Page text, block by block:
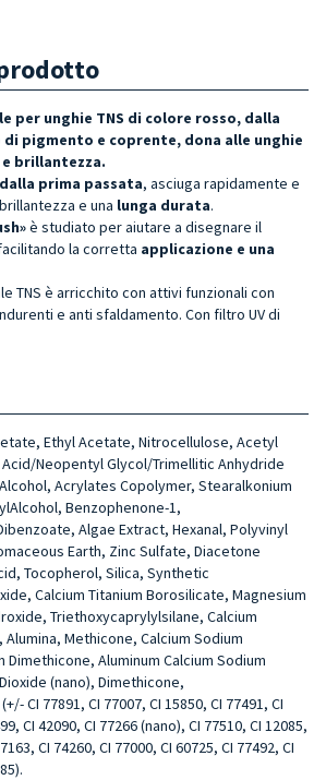
per unghie TNS di colore rosso, dalla
pigmento e coprente, dona alle unghie
brillantezza.
prima passata, asciuga rapidamente e
e una lunga durata.
è studiato per aiutare a disegnare il
la corretta applicazione e una
TNS è arricchito con attivi funzionali con
e anti sfaldamento. Con filtro UV di
Ethyl Acetate, Nitrocellulose, Acetyl
Neopentyl Glycol/Trimellitic Anhydride
Acrylates Copolymer, Stearalkonium
Benzophenone-1,
Algae Extract, Hexanal, Polyvinyl
Earth, Zinc Sulfate, Diacetone
Tocopherol, Silica, Synthetic
Calcium Titanium Borosilicate, Magnesium
Triethoxycaprylylsilane, Calcium
Methicone, Calcium Sodium
Aluminum Calcium Sodium
(nano), Dimethicone,
CI 77891, CI 77007, CI 15850, CI 77491, CI
CI 42090, CI 77266 (nano), CI 77510, CI 12085,
CI 74260, CI 77000, CI 60725, CI 77492, CI